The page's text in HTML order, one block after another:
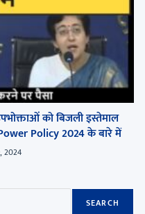
को बिजली इस्तेमाल
Policy 2024 के बारे में
2024
SEARCH